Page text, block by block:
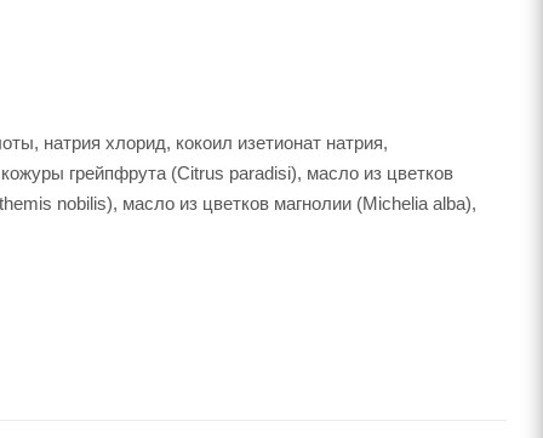
натрия хлорид, кокоил изетионат натрия,
грейпфрута (Citrus paradisi), масло из цветков
nobilis), масло из цветков магнолии (Michelia alba),